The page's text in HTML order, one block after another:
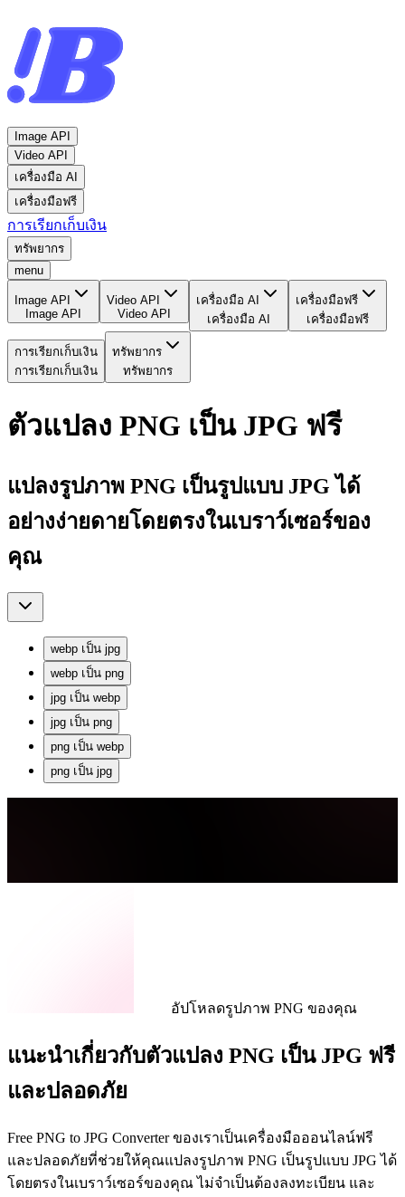
Image API
Video API
เครื่องมือ AI
เครื่องมือฟรี
การเรียกเก็บเงิน
ทรัพยากร
menu
Image API
Image API
Video API
Video API
เครื่องมือ AI
เครื่องมือ AI
เครื่องมือฟรี
เครื่องมือฟรี
การเรียกเก็บเงิน
การเรียกเก็บเงิน
ทรัพยากร
ทรัพยากร
ตัวแปลง PNG เป็น JPG ฟรี
แปลงรูปภาพ PNG เป็นรูปแบบ JPG ได้
อย่างง่ายดายโดยตรงในเบราว์เซอร์ของ
คุณ
webp เป็น jpg
webp เป็น png
jpg เป็น webp
jpg เป็น png
png เป็น webp
png เป็น jpg
อัปโหลดรูปภาพ PNG ของคุณ
แนะนำเกี่ยวกับตัวแปลง PNG เป็น JPG ฟรี
และปลอดภัย
Free PNG to JPG Converter ของเราเป็นเครื่องมือออนไลน์ฟรี
และปลอดภัยที่ช่วยให้คุณแปลงรูปภาพ PNG เป็นรูปแบบ JPG ได้
โดยตรงในเบราว์เซอร์ของคุณ ไม่จำเป็นต้องลงทะเบียน และ